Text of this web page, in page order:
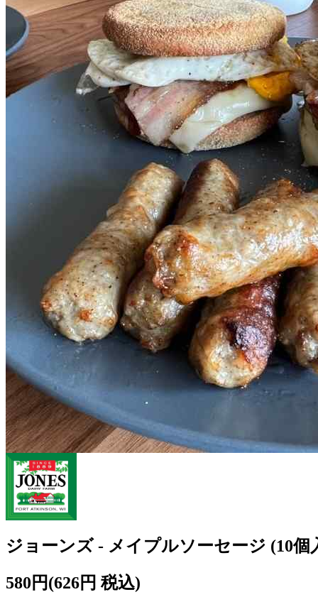
ジョーンズ - メイプルソーセージ (10個
580円(626円 税込)